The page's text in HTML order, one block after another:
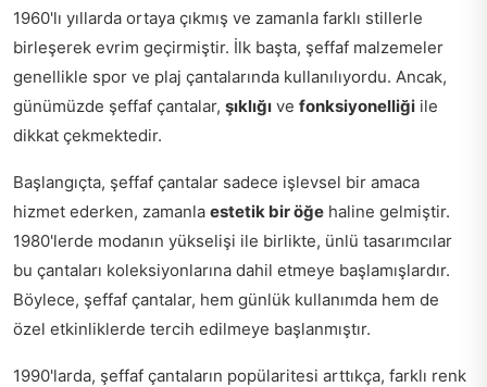
1960'lı yıllarda ortaya çıkmış ve zamanla farklı stillerle
birleşerek evrim geçirmiştir. İlk başta, şeffaf malzemeler
genellikle spor ve plaj çantalarında kullanılıyordu. Ancak,
günümüzde şeffaf çantalar, şıklığı ve fonksiyonelliği ile
dikkat çekmektedir.
Başlangıçta, şeffaf çantalar sadece işlevsel bir amaca
hizmet ederken, zamanla estetik bir öğe haline gelmiştir.
1980'lerde modanın yükselişi ile birlikte, ünlü tasarımcılar
bu çantaları koleksiyonlarına dahil etmeye başlamışlardır.
Böylece, şeffaf çantalar, hem günlük kullanımda hem de
özel etkinliklerde tercih edilmeye başlanmıştır.
1990'larda, şeffaf çantaların popülaritesi arttıkça, farklı renk